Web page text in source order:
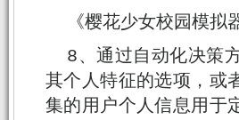
《樱花少女校园模
8、通过自动化决策
其个人特征的选项，或
集的用户个人信息用于